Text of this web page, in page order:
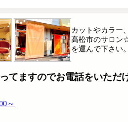
てますのでお電話をいた
～
カットやカラー
高松市のサロン
を運んで下さい